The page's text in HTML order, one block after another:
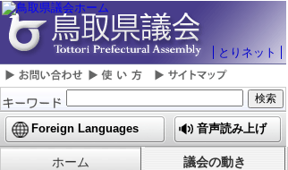
とりネット
Foreign Languages 音声読み上げ
ホーム 議会の動き